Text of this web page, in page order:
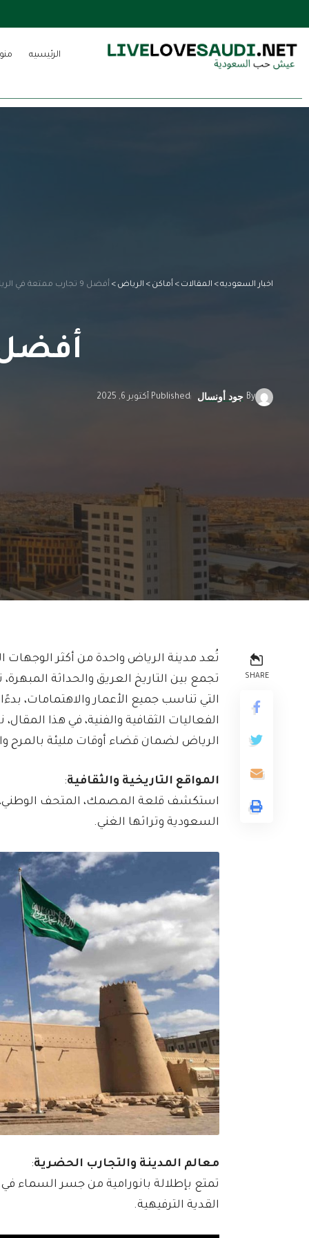
الرئيسيه
اخبار السعوديه> المقالات > أماكن > الرياض > أفضل 9 تجارب ممتعة في الرياض
أفضل 9 تجارب ممتعة في
By جود أونسال Published أكتوبر 6, 2025
SHARE
تُعد مدينة الرياض واحدة من أكثر الوجهات
تجمع بين التاريخ العريق والحداثة
التي تناسب جميع الأعمار والاهتمامات،
الرياض لضمان قضاء أوقات مليئة بالمرح
المواقع التاريخية والثقافية:
استكشف قلعة المصمك، المتحف الوطني،
السعودية وتراثها الغني.
معالم المدينة والتجارب الحضرية:
تمتع بإطلالة بانورامية من جسر السماء في
القدية الترفيهية.